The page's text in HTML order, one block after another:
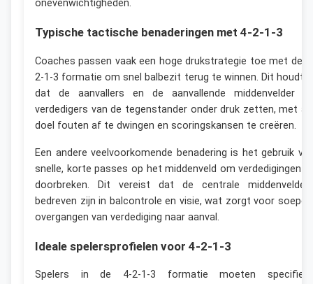
onevenwichtigheden.
Typische tactische benaderingen met 4-2-1-3
Coaches passen vaak een hoge drukstrategie toe met de
2-1-3 formatie om snel balbezit terug te winnen. Dit houdt
dat de aanvallers en de aanvallende middenvelder
verdedigers van de tegenstander onder druk zetten, met
doel fouten af te dwingen en scoringskansen te creëren.
Een andere veelvoorkomende benadering is het gebruik
snelle, korte passes op het middenveld om verdedigingen
doorbreken. Dit vereist dat de centrale
bedreven zijn in balcontrole en visie, wat zorgt voor
overgangen van verdediging naar aanval.
Ideale spelersprofielen voor 4-2-1-3
Spelers in de 4-2-1-3 formatie moeten